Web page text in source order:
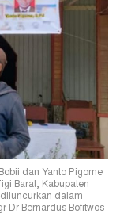
dan Yanto Pigome
Barat, Kabupaten
dalam
Dr Bernardus Bofitwos